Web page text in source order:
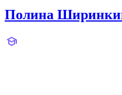
Полина